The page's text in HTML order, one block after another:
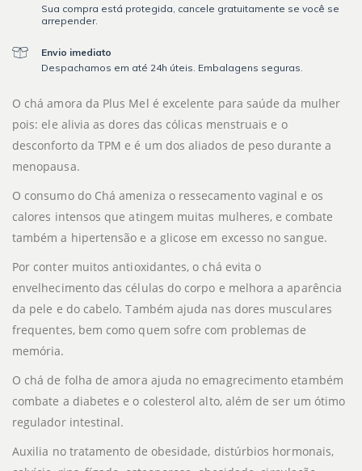
Sua compra está protegida, cancele gratuitamente se você se
arrepender.
Envio imediato
Despachamos em até 24h úteis. Embalagens seguras.
O chá amora da Plus Mel é excelente para saúde da mulher
pois: ele alivia as dores das cólicas menstruais e o
desconforto da TPM e é um dos aliados de peso durante a
menopausa.
O consumo do Chá ameniza o ressecamento vaginal e os
calores intensos que atingem muitas mulheres, e combate
também a hipertensão e a glicose em excesso no sangue.
Por conter muitos antioxidantes, o chá evita o
envelhecimento das células do corpo e melhora a aparência
da pele e do cabelo. Também ajuda nas dores musculares
frequentes, bem como quem sofre com problemas de
memória.
O chá de folha de amora ajuda no emagrecimento etambém
combate a diabetes e o colesterol alto, além de ser um ótimo
regulador intestinal.
Auxilia no tratamento de obesidade, distúrbios hormonais,